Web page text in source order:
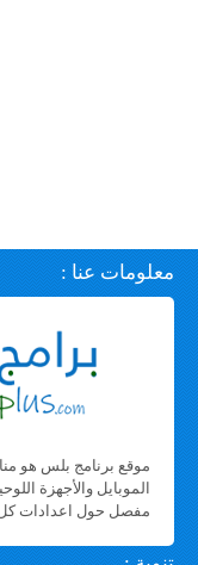
معلومات عنا :
موقع برنامج بلس هو
مفصل حول اعدادات